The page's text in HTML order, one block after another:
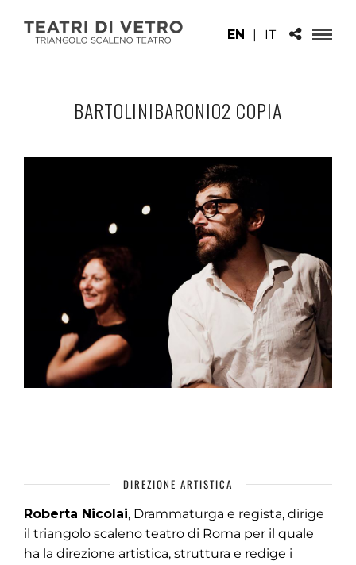
EN | IT
BARTOLINIBARONIO2 COPIA
DIREZIONE ARTISTICA
Roberta Nicolai, Drammaturga e regista, dirige
il triangolo scaleno teatro di Roma per il quale
ha la direzione artistica, struttura e redige i